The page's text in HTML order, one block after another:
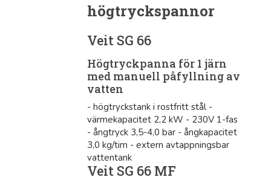
högtryckspannor
Veit SG 66
Högtryckpanna för 1 järn
med manuell påfyllning av
vatten
- högtryckstank i rostfritt stål -
värmekapacitet 2,2 kW - 230V 1-fas
- ångtryck 3,5-4,0 bar - ångkapacitet
3,0 kg/tim - extern avtappningsbar
vattentank
Veit SG 66 MF